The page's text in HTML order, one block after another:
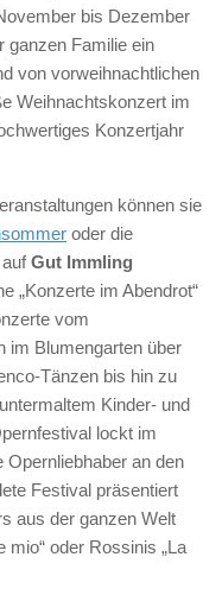
bis Dezember
ganzen Familie ein
von vorweihnachtlichen
Weihnachtskonzert im
Konzertjahr
können sie
oder die
Gut Immling
„Konzerte im Abendrot“
vom
im Blumengarten über
Tänzen bis hin zu
Kinder- und
lockt im
an den
Festival präsentiert
aus der ganzen Welt
mio“ oder Rossinis „La